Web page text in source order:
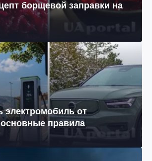
борщевой заправки на
электромобиль от
основные правила